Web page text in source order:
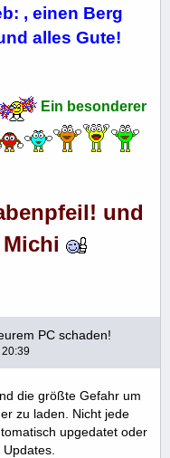
, einen Berg
alles Gute!
Ein besonderer
und
PC schaden!
die größte Gefahr um
zu laden. Nicht jede
upgedatet oder